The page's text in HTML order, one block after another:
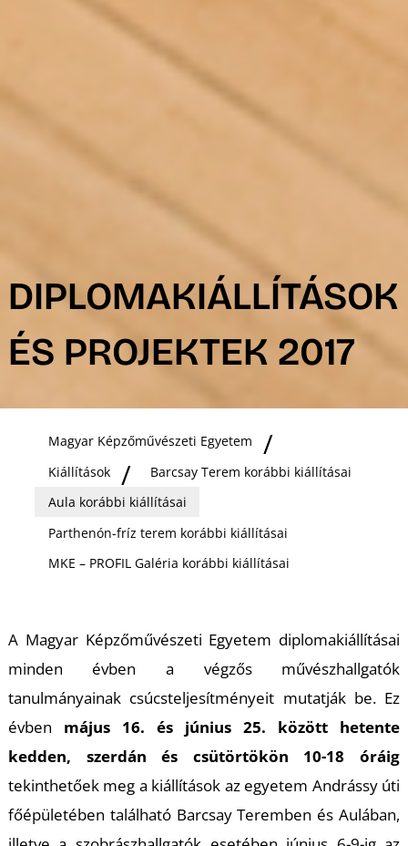
DIPLOMAKIÁLLÍTÁSOK
ÉS PROJEKTEK 2017
Magyar Képzőművészeti Egyetem
Kiállítások
Barcsay Terem korábbi kiállításai
Aula korábbi kiállításai
Parthenón-fríz terem korábbi kiállításai
MKE – PROFIL Galéria korábbi kiállításai
A Magyar Képzőművészeti Egyetem diplomakiállításai
minden évben a végzős művészhallgatók
tanulmányainak csúcsteljesítményeit mutatják be. Ez
évben május 16. és június 25. között hetente
kedden, szerdán és csütörtökön 10-18 óráig
tekinthetőek meg a kiállítások az egyetem Andrássy úti
főépületében található Barcsay Teremben és Aulában,